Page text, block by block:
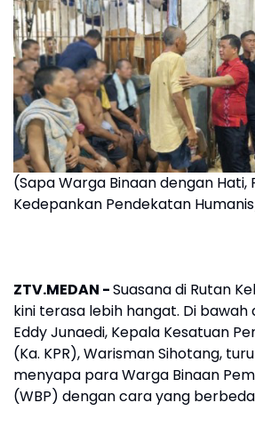
(Sapa Warga Binaan dengan Hati,
Kedepankan Pendekatan
ZTV.MEDAN -Suasana di Rutan
kini terasa lebih hangat. Di
Eddy Junaedi, Kepala Kesatuan
(Ka. KPR), Warisman Sihotang,
menyapa para Warga Binaan
(WBP) dengan cara yang